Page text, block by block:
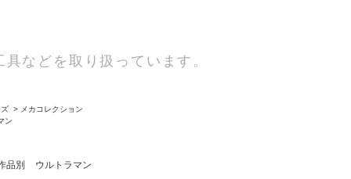
などを取り扱っています。
> メカコレクション
ン
品別 ウルトラマン